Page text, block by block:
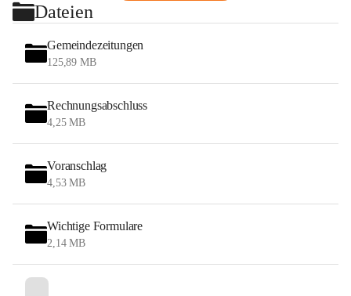
Dateien
Gemeindezeitungen
125,89 MB
Rechnungsabschluss
4,25 MB
Voranschlag
4,53 MB
Wichtige Formulare
2,14 MB